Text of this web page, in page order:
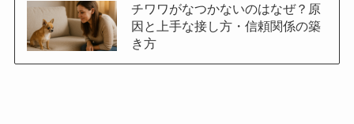
チワワがなつかないのはなぜ？原
因と上手な接し方・信頼関係の築
き方